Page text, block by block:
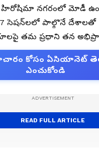
హిరోషిమా నగరంలో మోడీ
సెషన్‌లలో పాల్గొనే దేశాలతో
తమ ప్రధాని తన
కోసం ఏసియానెట్
ఎంచుకోండి
READ FULL ARTICLE